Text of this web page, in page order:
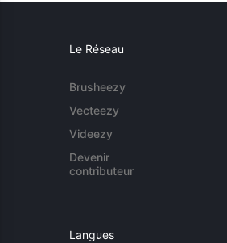
Le Réseau
Brusheezy
Vecteezy
Videezy
Devenir
contributeur
Langues